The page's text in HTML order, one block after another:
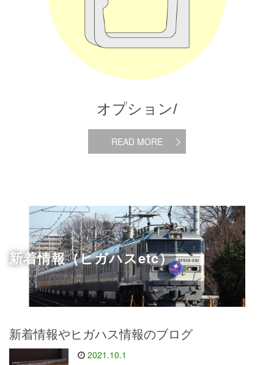
オプション/
READ MORE
新着情報（ヒガハスetc）
新着情報やヒガハス情報のブログ
2021.10.1